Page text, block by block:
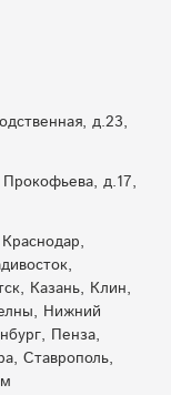
д.23,
д.17,
Казань, Клин,
Нижний
Пенза,
Ставрополь,